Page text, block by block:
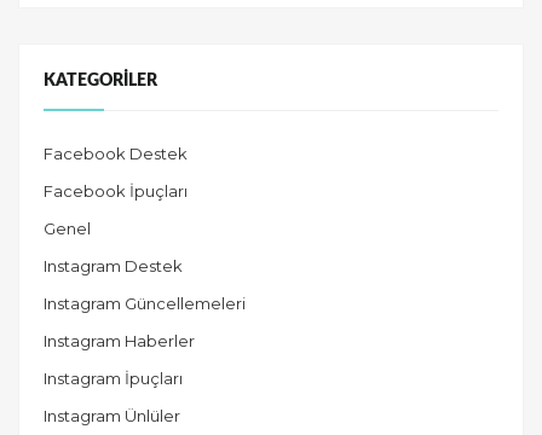
KATEGORILER
Facebook Destek
Facebook İpuçları
Genel
Instagram Destek
Instagram Güncellemeleri
Instagram Haberler
Instagram İpuçları
Instagram Ünlüler